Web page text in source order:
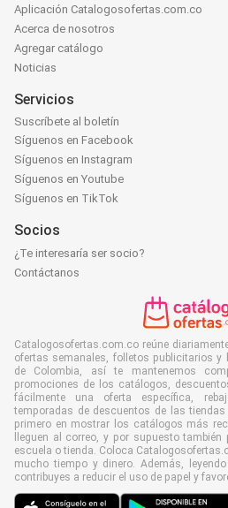
Aplicación Catalogosofertas.com.co
Acerca de nosotros
Agregar catálogo
Noticias
Servicios
Suscríbete al boletín
Síguenos en Facebook
Síguenos en Instagram
Síguenos en Youtube
Síguenos en TikTok
Socios
¿Te interesaría ser socio?
Contáctanos
Catalogosofertas.com.co reúne
ofertas semanales, folletos publicitarios y
de Colombia, así te mantenemos
promociones de los catálogos,
fácilmente una oferta específica,
temporadas de descuentos de las
primero en mostrar los catálogos más
lleguen al correo, y por supuesto
escuela o tienda. Coloca
mucho tiempo y dinero. Además,
contribuyes a reducir el uso de papel y